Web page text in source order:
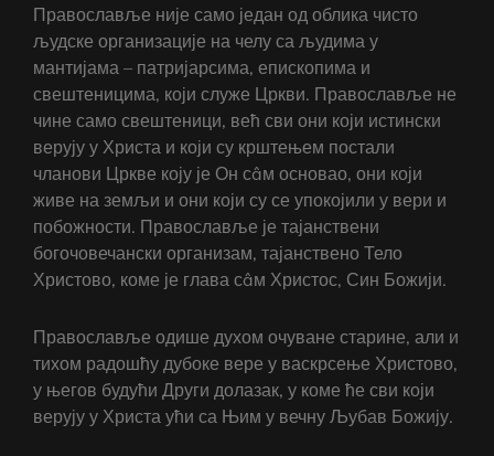
Православље није само један од облика чисто
људске организације на челу са људима у
мантијама – патријарсима, епископима и
свештеницима, који служе Цркви. Православље не
чине само свештеници, већ сви они који истински
верују у Христа и који су крштењем постали
чланови Цркве коју је Он сâм основао, они који
живе на земљи и они који су се упокојили у вери и
побожности. Православље је тајанствени
богочовечански организам, тајанствено Тело
Христово, коме је глава сâм Христос, Син Божији.
Православље одише духом очуване старине, али и
тихом радошћу дубоке вере у васкрсење Христово,
у његов будући Други долазак, у коме ће сви који
верују у Христа ући са Њим у вечну Љубав Божију.